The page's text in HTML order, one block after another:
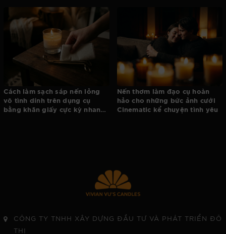
Cách làm sạch sáp nến lỏng
vô tình dính trên dụng cụ
bằng khăn giấy cực kỳ nhanh
Nến thơm làm đạo cụ hoàn
hảo cho những bức ảnh cưới
Cinematic kể chuyện tình yêu
CÔNG TY TNHH XÂY DỰNG ĐẦU TƯ VÀ PHÁT TRIỂN ĐÔ
THỊ